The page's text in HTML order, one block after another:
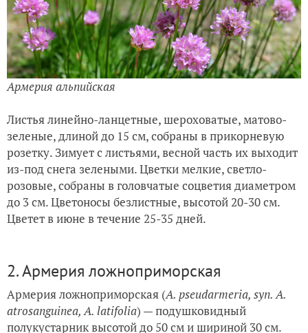
Армерия альпийская
Листья линейно-ланцетные, шероховатые, матово-
зеленые, длиной до 15 см, собраны в прикорневую
розетку. Зимует с листьями, весной часть их выходит
из-под снега зелеными. Цветки мелкие, светло-
розовые, собраны в головчатые соцветия диаметром
до 3 см. Цветоносы безлистные, высотой 20-30 см.
Цветет в июне в течение 25-35 дней.
2. Армерия ложноприморская
Армерия ложноприморская (A. pseudarmeria, syn. A.
atrosanguinea, A. latifolia) — подушковидный
полукустарник высотой до 50 см и шириной 30 см.